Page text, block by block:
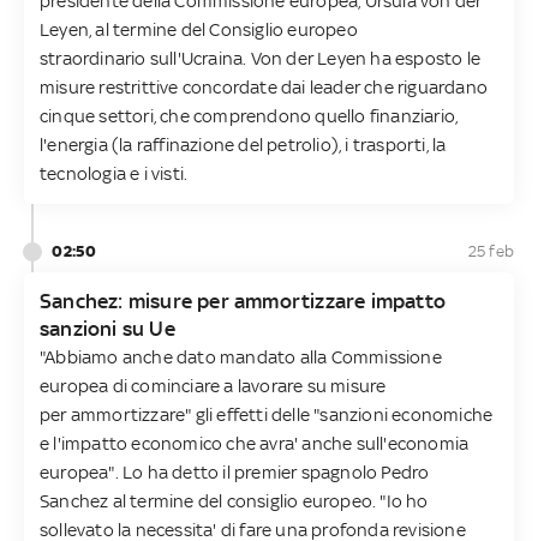
Leyen, al termine del Consiglio europeo
straordinario sull'Ucraina. Von der Leyen ha esposto le
misure restrittive concordate dai leader che riguardano
cinque settori, che comprendono quello finanziario,
l'energia (la raffinazione del petrolio), i trasporti, la
tecnologia e i visti.
02:50 25 feb
Sanchez: misure per ammortizzare impatto
sanzioni su Ue
"Abbiamo anche dato mandato alla Commissione
europea di cominciare a lavorare su misure
per ammortizzare" gli effetti delle "sanzioni economiche
e l'impatto economico che avra' anche sull'economia
europea". Lo ha detto il premier spagnolo Pedro
Sanchez al termine del consiglio europeo. "Io ho
sollevato la necessita' di fare una profonda revisione